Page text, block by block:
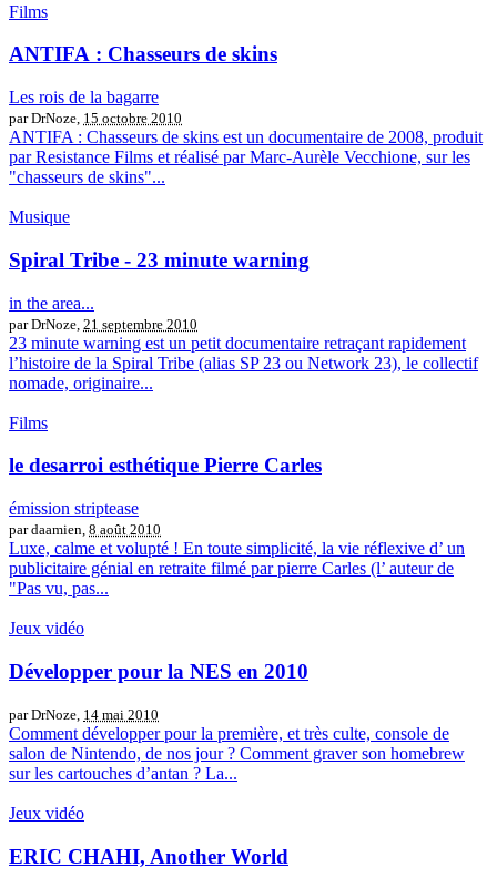
Films
ANTIFA : Chasseurs de skins
Les rois de la bagarre
par DrNoze, 15 octobre 2010
ANTIFA : Chasseurs de skins est un documentaire de 2008, produit
par Resistance Films et réalisé par Marc-Aurèle Vecchione, sur les
"chasseurs de skins"...
Musique
Spiral Tribe - 23 minute warning
in the area...
par DrNoze, 21 septembre 2010
23 minute warning est un petit documentaire retraçant rapidement
l’histoire de la Spiral Tribe (alias SP 23 ou Network 23), le collectif
nomade, originaire...
Films
le desarroi esthétique Pierre Carles
émission striptease
par daamien, 8 août 2010
Luxe, calme et volupté ! En toute simplicité, la vie réflexive d’ un
publicitaire génial en retraite filmé par pierre Carles (l’ auteur de
"Pas vu, pas...
Jeux vidéo
Développer pour la NES en 2010
par DrNoze, 14 mai 2010
Comment développer pour la première, et très culte, console de
salon de Nintendo, de nos jour ? Comment graver son homebrew
sur les cartouches d’antan ? La...
Jeux vidéo
ERIC CHAHI, Another World